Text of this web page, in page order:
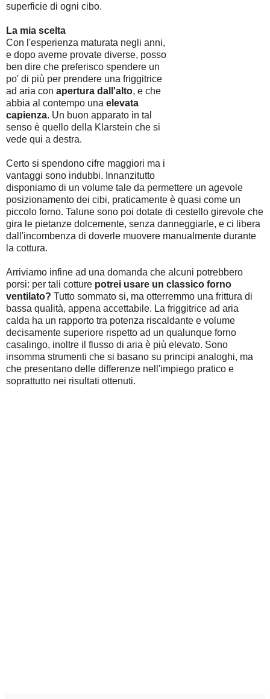
superficie di ogni cibo.
La mia scelta
Con l'esperienza maturata negli anni,
e dopo averne provate diverse, posso
ben dire che preferisco spendere un
po' di più per prendere una friggitrice
ad aria con apertura dall'alto, e che
abbia al contempo una elevata
capienza. Un buon apparato in tal
senso è quello della Klarstein che si
vede qui a destra.
Certo si spendono cifre maggiori ma i
vantaggi sono indubbi. Innanzitutto
disponiamo di un volume tale da permettere un agevole
posizionamento dei cibi, praticamente è quasi come un
piccolo forno. Talune sono poi dotate di cestello girevole che
gira le pietanze dolcemente, senza danneggiarle, e ci libera
dall'incombenza di doverle muovere manualmente durante
la cottura.
Arriviamo infine ad una domanda che alcuni potrebbero
porsi: per tali cotture potrei usare un classico forno
ventilato? Tutto sommato si, ma otterremmo una frittura di
bassa qualità, appena accettabile. La friggitrice ad aria
calda ha un rapporto tra potenza riscaldante e volume
decisamente superiore rispetto ad un qualunque forno
casalingo, inoltre il flusso di aria è più elevato. Sono
insomma strumenti che si basano su principi analoghi, ma
che presentano delle differenze nell'impiego pratico e
soprattutto nei risultati ottenuti.